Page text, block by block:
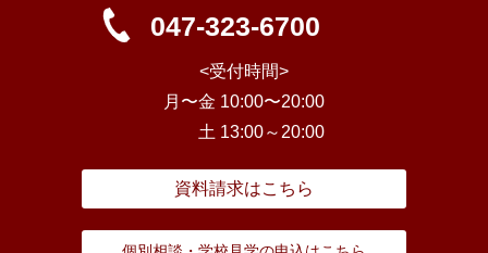
047-323-6700
<受付時間>
月〜金 10:00〜20:00
土 13:00～20:00
資料請求はこちら